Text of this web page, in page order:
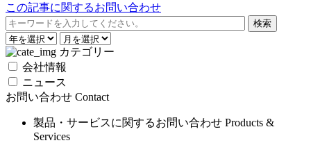
この記事に関するお問い合わせ
カテゴリー
会社情報
ニュース
お問い合わせ Contact
製品・サービスに関するお問い合わせ Products &
Services